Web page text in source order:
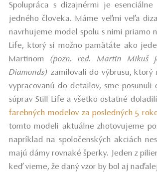
Spolupráca s dizajnérmi je
jedného človeka. Máme veľmi veľa
navrhujeme model spolu s nimi priamo
Life, ktorý si možno pamätáte ako
Martinom (pozn. red. Martin Mikuš
Diamonds) zamilovali do výbrusu, ktorý
vypracovanú do detailov, sme
súprav Still Life a všetko ostatné
farebných modelov za posledných 5
tomto modeli aktuálne zhotovujeme
napríklad na spoločenských akciách
majú dámy rovnaké šperky. Jeden z
keď vieme, že daný vzor by bol aj